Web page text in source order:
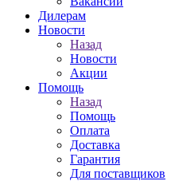
Дилерам
Новости
Назад
Новости
Акции
Помощь
Назад
Помощь
Оплата
Доставка
Гарантия
Для поставщиков